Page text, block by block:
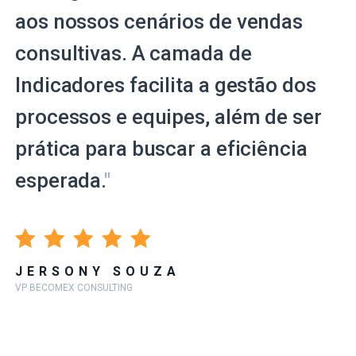
aos nossos cenários de vendas
consultivas. A camada de
Indicadores facilita a gestão dos
processos e equipes, além de ser
prática para buscar a eficiência
esperada."
JERSONY SOUZA
VP BECOMEX CONSULTING